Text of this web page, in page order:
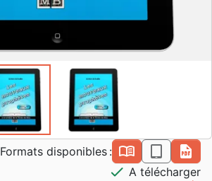
Formats disponibles : book_open epub
pdf
check A télécharger